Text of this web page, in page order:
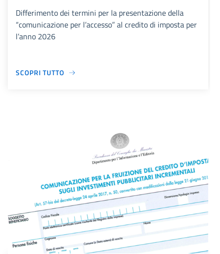
Differimento dei termini per la presentazione della
“comunicazione per l’accesso” al credito di imposta per
l’anno 2026
SCOPRI TUTTO